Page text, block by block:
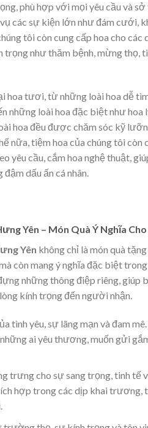
phù hợp với mọi yêu cầu và
vụ các sự kiện lớn như đám cưới,
tôi còn cung cấp hoa cho các
trọng như thăm bệnh, mừng thọ,
hoa tươi, từ những loài hoa dễ
những loài hoa đặc biệt như hoa
hoa đều được chăm sóc kỹ
nữa, tiệm hoa của chúng tôi còn
yêu cầu, cắm hoa nghệ thuật,
dấu ấn cá nhân.
Yên – Món Quà Ý Nghĩa
Yên không chỉ là món quà
còn mang ý nghĩa đặc biệt
những thông điệp riêng, giúp
kính trọng đến người nhận.
tình yêu, sự lãng mạn và đam
ai yêu thương, muốn gửi
trưng cho sự sang trọng, tinh tế
hợp trong các dịp khai trương,